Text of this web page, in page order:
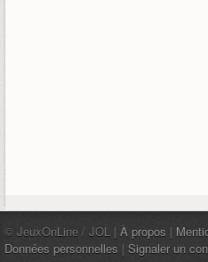
© JeuxOnLine / JOL | À propos |
Données personnelles | Signaler un